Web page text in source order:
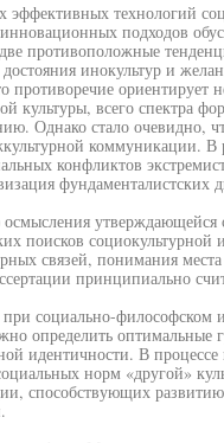
эффективных технологий
подходов
противоположные
инокультур и
противоречие ориентирует
культуры, всего спектра
Однако стало очевидно,
коммуникации. В
конфликтов
фундаменталистских
осмысления
поисков социокультурной
связей, понимания
принципиально
социально-философском
определить оптимальные
идентичности. В
норм «другой»
способствующих